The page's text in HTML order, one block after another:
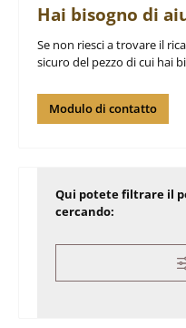
Hai bisogno di
Se non riesci a trovare il
sicuro del pezzo di cui hai
Modulo di contatto
Qui potete filtrare il
cercando: